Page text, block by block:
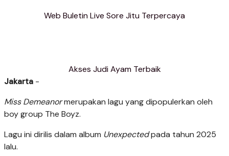
Web Buletin Live Sore Jitu Terpercaya
Akses Judi Ayam Terbaik
Jakarta -
Miss Demeanormerupakan lagu yang dipopulerkan oleh
boy group The Boyz.
Lagu ini dirilis dalam album Unexpectedpada tahun 2025
lalu.